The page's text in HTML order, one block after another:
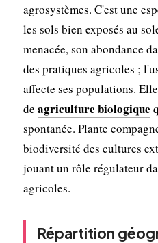
agrosystèmes. C'est une
les sols bien exposés au
menacée, son abondance
des pratiques agricoles ;
affecte ses populations.
de agriculture biologique
spontanée. Plante
biodiversité des cultures
jouant un rôle régulateur
agricoles.
Répartition